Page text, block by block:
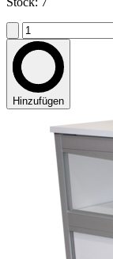
Hinzufügen